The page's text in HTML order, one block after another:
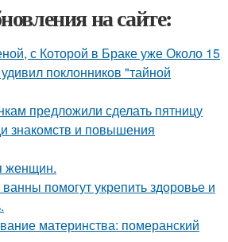
на сайте:
с Которой в Браке уже Около 15
поклонников "тайной
предложили сделать пятницу
знакомств и повышения
женщин.
помогут укрепить здоровье и
материнства: померанский